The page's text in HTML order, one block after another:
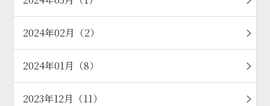
2024年02月（2）
2024年01月（8）
2023年12月（11）